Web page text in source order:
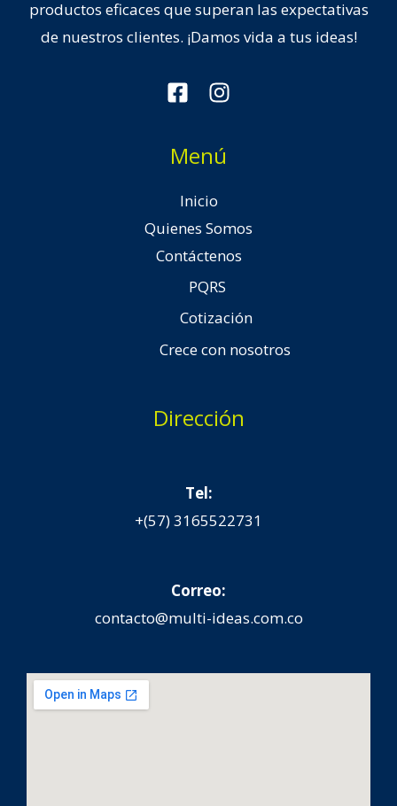
productos eficaces que superan las expectativas
de nuestros clientes. ¡Damos vida a tus ideas!
Menú
Inicio
Quienes Somos
Contáctenos
PQRS
Cotización
Crece con nosotros
Dirección
Tel:
+(57) 3165522731
Correo:
contacto@multi-ideas.com.co